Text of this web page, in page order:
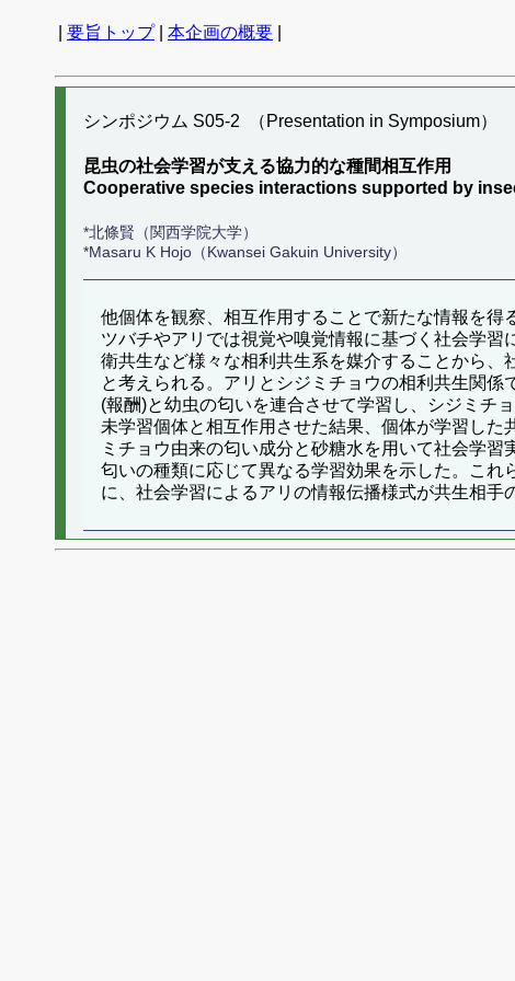
要旨トップ| 本企画の概要
シンポジウム S05-2 （Presentation in Symposium）
昆虫の社会学習が支える協力的な種間相互作用
Cooperative species interactions supported by
*北條賢（関西学院大学）
*Masaru K Hojo（Kwansei Gakuin University）
他個体を観察、相互作用することで新たな情報を得
ツバチやアリでは視覚や嗅覚情報に基づく社会学
衛共生など様々な相利共生系を媒介することから
と考えられる。アリとシジミチョウの相利共生関
(報酬)と幼虫の匂いを連合させて学習し、シジミチ
未学習個体と相互作用させた結果、個体が学習し
ミチョウ由来の匂い成分と砂糖水を用いて社会学
匂いの種類に応じて異なる学習効果を示した。こ
に、社会学習によるアリの情報伝播様式が共生相手